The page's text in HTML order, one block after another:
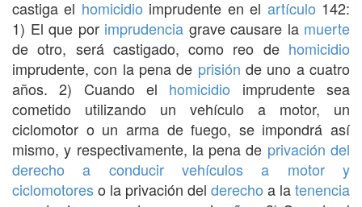
castiga el homicidio imprudente en el artículo 142:
1) El que por imprudencia grave causare la muerte
de otro, será castigado, como reo de homicidio
imprudente, con la pena de prisión de uno a cuatro
años. 2) Cuando el homicidio imprudente sea
cometido utilizando un vehículo a motor, un
ciclomotor o un arma de fuego, se impondrá así
mismo, y respectivamente, la pena de privación del
derecho a conducir vehículos a motor y
ciclomotoreso la privación del derecho a latenencia